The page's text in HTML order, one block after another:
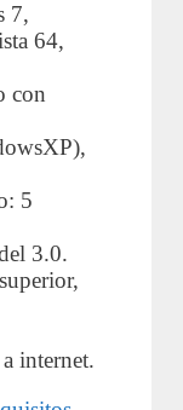
7,
64,
con
5
3.0.
internet.